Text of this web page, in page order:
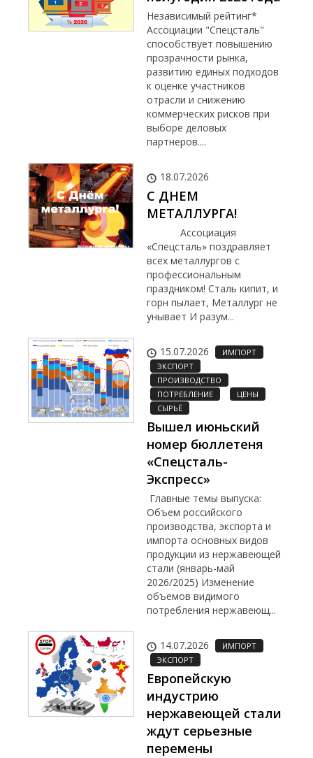
Независимый рейтинг*
Ассоциации "Спецсталь"
способствует повышению
прозрачности рынка,
развитию единых подходов
к оценке участников
отрасли и снижению
коммерческих рисков при
выборе деловых
партнеров....
18.07.2026
С ДНЕМ
МЕТАЛЛУРГА!
Ассоциация
«Спецсталь» поздравляет
всех металлургов с
профессиональным
праздником! Сталь кипит, и
горн пылает, Металлург не
унывает И разум...
15.07.2026
ИМПОРТ
ЭКСПОРТ
ПРОИЗВОДСТВО
ПОТРЕБЛЕНИЕ
ЦЕНЫ
СЫРЬЁ
Вышел июньский
номер бюллетеня
«Спецсталь-
Экспресс»
Главные темы выпуска:
Объем российского
производства, экспорта и
импорта основных видов
продукции из нержавеющей
стали (январь-май
2026/2025) Изменение
объемов видимого
потребления нержавеющ...
14.07.2026
ИМПОРТ
ЭКСПОРТ
Европейскую
индустрию
нержавеющей стали
ждут серьезные
перемены